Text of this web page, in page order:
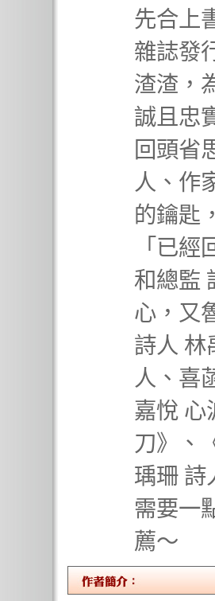
先合上
雜誌發
渣渣，
誠且忠
回頭省
人、作
的鑰匙
「已
和總監
心，又
詩人 林
人、喜
嘉悅 心
刀》、
瑀珊
需要一
薦～